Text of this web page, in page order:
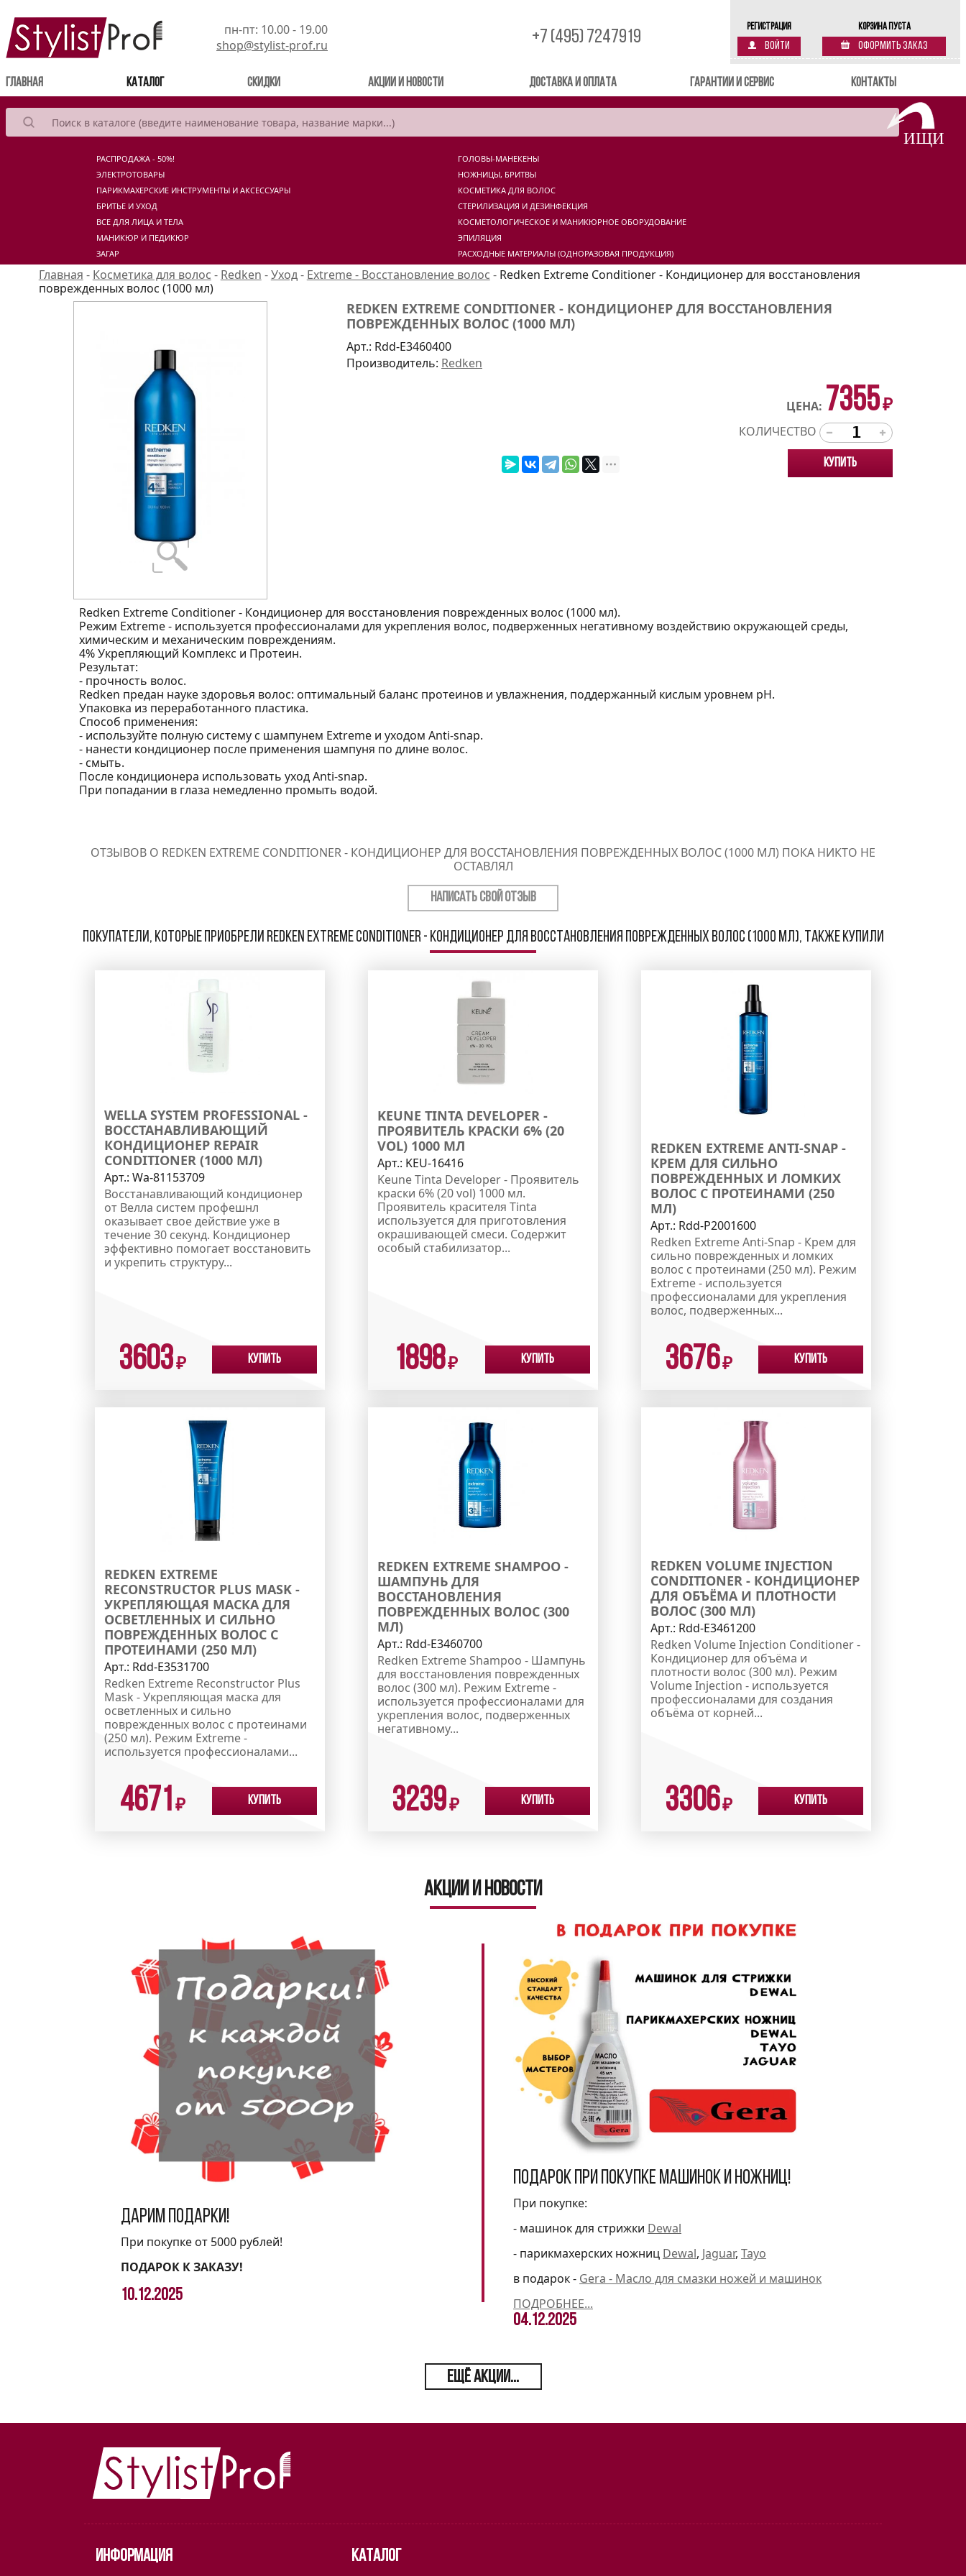
Регистрация
Войти
Корзина пуста
Оформить заказ
пн-пт: 10.00 - 19.00
shop@stylist-prof.ru
+7 (495) 7247919
Главная Каталог Скидки Акции и новости Доставка и оплата Гарантии и сервис Контакты
РАСПРОДАЖА - 50%!
ГОЛОВЫ-МАНЕКЕНЫ
ЭЛЕКТРОТОВАРЫ
НОЖНИЦЫ, БРИТВЫ
ПАРИКМАХЕРСКИЕ ИНСТРУМЕНТЫ И АКСЕССУАРЫ
КОСМЕТИКА ДЛЯ ВОЛОС
БРИТЬЕ И УХОД
СТЕРИЛИЗАЦИЯ И ДЕЗИНФЕКЦИЯ
ВСЕ ДЛЯ ЛИЦА И ТЕЛА
КОСМЕТОЛОГИЧЕСКОЕ И МАНИКЮРНОЕ ОБОРУДОВАНИЕ
МАНИКЮР И ПЕДИКЮР
ЭПИЛЯЦИЯ
ЗАГАР
РАСХОДНЫЕ МАТЕРИАЛЫ (ОДНОРАЗОВАЯ ПРОДУКЦИЯ)
Главная - Косметика для волос - Redken -Уход- Extreme - Восстановление волос - Redken Extreme Conditioner - Кондиционер для восстановления
поврежденных волос (1000 мл)
REDKEN EXTREME CONDITIONER - КОНДИЦИОНЕР ДЛЯ ВОССТАНОВЛЕНИЯ
ПОВРЕЖДЕННЫХ ВОЛОС (1000 МЛ)
Арт.: Rdd-E3460400
Производитель: Redken
ЦЕНА: 7355₽
КОЛИЧЕСТВО
Купить
Redken Extreme Conditioner - Кондиционер для восстановления поврежденных волос (1000 мл).
Режим Extreme - используется профессионалами для укрепления волос, подверженных негативному воздействию окружающей среды,
химическим и механическим повреждениям.
4% Укрепляющий Комплекс и Протеин.
Результат:
- прочность волос.
Redken предан науке здоровья волос: оптимальный баланс протеинов и увлажнения, поддержанный кислым уровнем pH.
Упаковка из переработанного пластика.
Способ применения:
- используйте полную систему с шампунем Extreme и уходом Anti-snap.
- нанести кондиционер после применения шампуня по длине волос.
- смыть.
После кондиционера использовать уход Anti-snap.
При попадании в глаза немедленно промыть водой.
ОТЗЫВОВ О REDKEN EXTREME CONDITIONER - КОНДИЦИОНЕР ДЛЯ ВОССТАНОВЛЕНИЯ ПОВРЕЖДЕННЫХ ВОЛОС (1000 МЛ) ПОКА НИКТО НЕ
ОСТАВЛЯЛ
НАПИСАТЬ СВОЙ ОТЗЫВ
Покупатели, которые приобрели Redken Extreme Conditioner - Кондиционер для восстановления поврежденных волос (1000 мл), также купили
WELLA SYSTEM PROFESSIONAL -
ВОССТАНАВЛИВАЮЩИЙ
КОНДИЦИОНЕР REPAIR
CONDITIONER (1000 МЛ)
Арт.:Wa-81153709
Восстанавливающий кондиционер
от Велла систем профешнл
оказывает свое действие уже в
течение 30 секунд. Кондиционер
эффективно помогает восстановить
и укрепить структуру...
3603₽ Купить
KEUNE TINTA DEVELOPER -
ПРОЯВИТЕЛЬ КРАСКИ 6% (20
VOL) 1000 МЛ
Арт.: KEU-16416
Keune Tinta Developer - Проявитель
краски 6% (20 vol) 1000 мл.
Проявитель красителя Tinta
используется для приготовления
окрашивающей смеси. Содержит
особый стабилизатор...
1898₽ Купить
REDKEN EXTREME ANTI-SNAP -
КРЕМ ДЛЯ СИЛЬНО
ПОВРЕЖДЕННЫХ И ЛОМКИХ
ВОЛОС С ПРОТЕИНАМИ (250
МЛ)
Арт.: Rdd-P2001600
Redken Extreme Anti-Snap - Крем для
сильно поврежденных и ломких
волос с протеинами (250 мл). Режим
Extreme - используется
профессионалами для укрепления
волос, подверженных...
3676₽ Купить
REDKEN EXTREME
RECONSTRUCTOR PLUS MASK -
УКРЕПЛЯЮЩАЯ МАСКА ДЛЯ
ОСВЕТЛЕННЫХ И СИЛЬНО
ПОВРЕЖДЕННЫХ ВОЛОС С
ПРОТЕИНАМИ (250 МЛ)
Арт.: Rdd-E3531700
Redken Extreme Reconstructor Plus
Mask - Укрепляющая маска для
осветленных и сильно
поврежденных волос с протеинами
(250 мл). Режим Extreme -
используется профессионалами...
4671 ₽ Купить
REDKEN EXTREME SHAMPOO -
ШАМПУНЬ ДЛЯ
ВОССТАНОВЛЕНИЯ
ПОВРЕЖДЕННЫХ ВОЛОС (300
МЛ)
Арт.: Rdd-E3460700
Redken Extreme Shampoo - Шампунь
для восстановления поврежденных
волос (300 мл). Режим Extreme -
используется профессионалами для
укрепления волос, подверженных
негативному...
3239₽ Купить
REDKEN VOLUME INJECTION
CONDITIONER - КОНДИЦИОНЕР
ДЛЯ ОБЪЁМА И ПЛОТНОСТИ
ВОЛОС (300 МЛ)
Арт.: Rdd-E3461200
Redken Volume Injection Conditioner -
Кондиционер для объёма и
плотности волос (300 мл). Режим
Volume Injection - используется
профессионалами для создания
объёма от корней...
3306₽ Купить
Акции и новости
Дарим подарки!
При покупке от 5000 рублей!
ПОДАРОК К ЗАКАЗУ!
10.12.2025
Подарок при покупке машинок и ножниц!
При покупке:
- машинок для стрижки Dewal
- парикмахерских ножниц Dewal, Jaguar, Tayo
в подарок - Gera - Масло для смазки ножей и машинок
ПОДРОБНЕЕ...
04.12.2025
ЕЩЁ АКЦИИ...
Информация Каталог